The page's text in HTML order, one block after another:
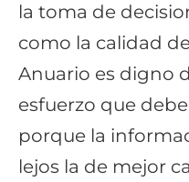
la toma de
como la calidad
Anuario es digno
esfuerzo que
porque la
lejos la de mejor